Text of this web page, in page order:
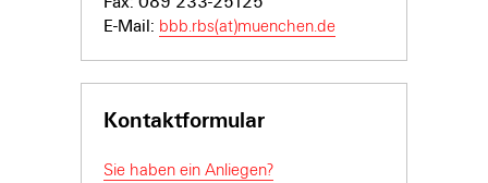
E-Mail: bbb.rbs(at)muenchen.de
Kontaktformular
Sie haben ein Anliegen?